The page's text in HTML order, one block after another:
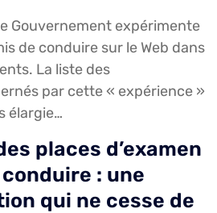
Gouvernement expérimente
de conduire sur le Web dans
La liste des
par cette « expérience »
élargie…
places d’examen
: une
qui ne cesse de